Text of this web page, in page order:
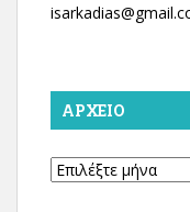
ΑΡΧΕΊΟ
Αρχείο